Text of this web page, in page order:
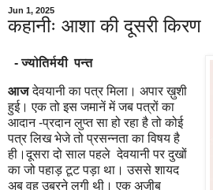
Jun 1, 2025
कहानीः आशा की दूसरी किरण
- ज्योतिर्मयी पन्त
आजदेवयानी का पत्र मिला। अपार ख़ुशी
हुई। एक तो इस जमानें में जब पत्रों का
आदान -प्रदान लुप्त सा हो रहा है तो कोई
पत्र लिख भेजे तो प्रसन्नता का विषय है
ही।दूसरा दो साल पहले देवयानी पर दुखों
का जो पहाड़ टूट पड़ा था। उससे शायद
अब वह उबरने लगी थी। एक अजीब